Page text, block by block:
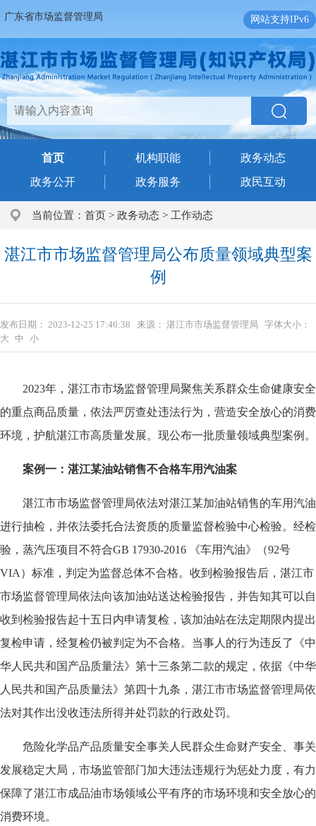
广东省市场监督管理局 网站支持IPv6
首页 机构职能
政务动态
政务公开
政务服务 政民互动
当前位置： 首页 > 政务动态 > 工作动态
湛江市市场监督管理局公布质量领域典型案
例
发布日期： 2023-12-25 17:46:38 来源： 湛江市市场监督管理局
字体大小：
大 中 小
2023年，湛江市市场监督管理局聚焦关系群众生命健康安全
的重点商品质量，依法严厉查处违法行为，营造安全放心的消费
环境，护航湛江市高质量发展。现公布一批质量领域典型案例。
案例一：湛江某油站销售不合格车用汽油案
湛江市市场监督管理局依法对湛江某加油站销售的车用汽油
进行抽检，并依法委托合法资质的质量监督检验中心检验。经检
验，蒸汽压项目不符合GB 17930-2016 《车用汽油》（92号
VIA）标准，判定为监督总体不合格。收到检验报告后，湛江市
市场监督管理局依法向该加油站送达检验报告，并告知其可以自
收到检验报告起十五日内申请复检，该加油站在法定期限内提出
复检申请，经复检仍被判定为不合格。当事人的行为违反了《中
华人民共和国产品质量法》第十三条第二款的规定，依据《中华
人民共和国产品质量法》第四十九条，湛江市市场监督管理局依
法对其作出没收违法所得并处罚款的行政处罚。
危险化学品产品质量安全事关人民群众生命财产安全、事关
发展稳定大局，市场监管部门加大违法违规行为惩处力度，有力
保障了湛江市成品油市场领域公平有序的市场环境和安全放心的
消费环境。